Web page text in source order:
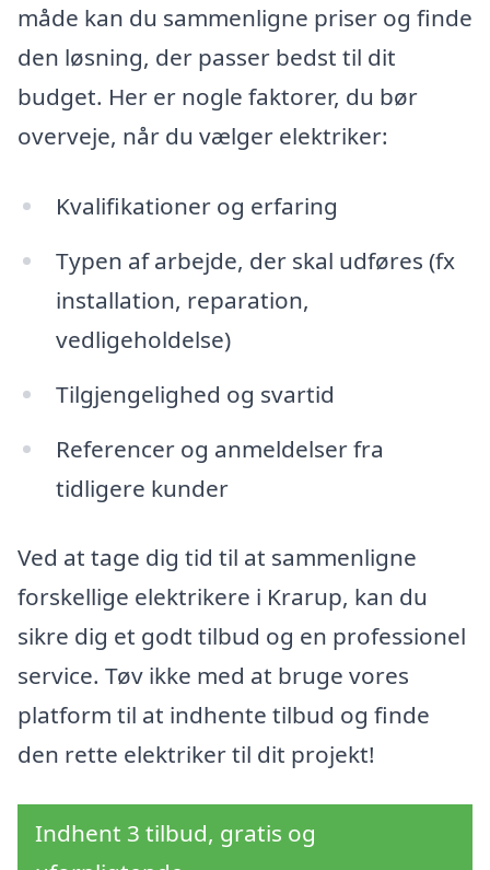
måde kan du sammenligne priser og finde
den løsning, der passer bedst til dit
budget. Her er nogle faktorer, du bør
overveje, når du vælger elektriker:
Kvalifikationer og erfaring
Typen af arbejde, der skal udføres (fx
installation, reparation,
vedligeholdelse)
Tilgjengelighed og svartid
Referencer og anmeldelser fra
tidligere kunder
Ved at tage dig tid til at sammenligne
forskellige elektrikere i Krarup, kan du
sikre dig et godt tilbud og en professionel
service. Tøv ikke med at bruge vores
platform til at indhente tilbud og finde
den rette elektriker til dit projekt!
Indhent 3 tilbud, gratis og